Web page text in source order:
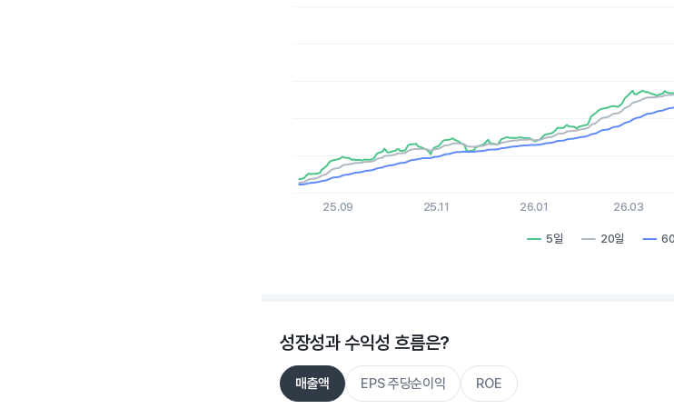
The chart has 1 X axis displaying Time. Data ranges from
The chart has 1 Y axis displaying values. Data ranges from
5일 20일
25.09 25.11 26.01 26.03
성장성과 수익성 흐름은?
매출액 EPS 주당순이익 ROE